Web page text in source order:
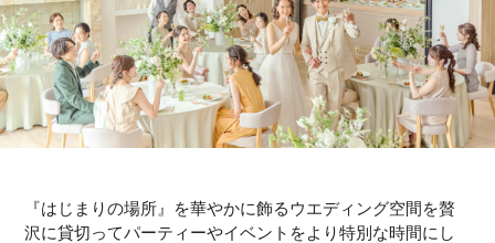
『はじまりの場所』を華やかに飾るウエディング空間を贅
沢に貸切ってパーティーやイベントをより特別な時間にし